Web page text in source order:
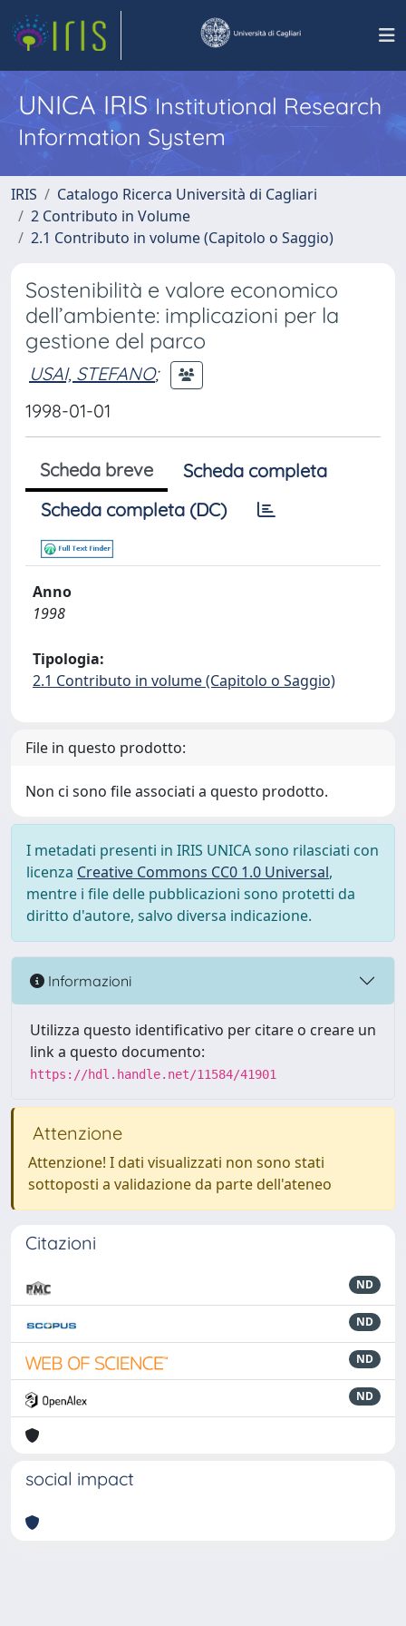
UNICA IRISInstitutional Research
Information System
IRIS
Catalogo Ricerca Università di Cagliari
2 Contributo in Volume
2.1 Contributo in volume (Capitolo o Saggio)
Sostenibilità e valore economico
dell’ambiente: implicazioni per la
gestione del parco
USAI, STEFANO;
1998-01-01
Scheda breve
Scheda completa
Scheda completa (DC)
Anno
1998
Tipologia:
2.1 Contributo in volume (Capitolo o Saggio)
File in questo prodotto:
Non ci sono file associati a questo prodotto.
I metadati presenti in IRIS UNICA sono rilasciati con
licenza Creative Commons CC0 1.0 Universal,
mentre i file delle pubblicazioni sono protetti da
diritto d'autore, salvo diversa indicazione.
Informazioni
Utilizza questo identificativo per citare o creare un
link a questo documento:
https://hdl.handle.net/11584/41901
Attenzione
Attenzione! I dati visualizzati non sono stati
sottoposti a validazione da parte dell'ateneo
Citazioni
ND
ND
ND
ND
social impact